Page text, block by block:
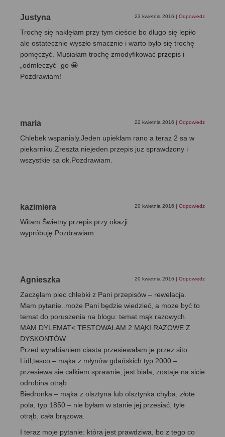
Justyna 23 kwietnia 2016 | Odpowiedz
Trochę się naklęłam przy tym cieście bo długo się lepiło
ale ostatecznie wyszło smacznie i warto było się trochę
pomęczyć. Musiałam trochę zmodyfikować przepis i
„odmleczyć” go 😀
Pozdrawiam!
maria 22 kwietnia 2016 | Odpowiedz
Chlebek wspanialy.Jeden upieklam rano a teraz 2 sa w
piekarniku.Zreszta niejeden przepis juz sprawdzony i
wszystkie sa ok.Pozdrawiam.
kazimiera 20 kwietnia 2016 | Odpowiedz
Witam.Świetny przepis przy okazji
wypróbuję.Pozdrawiam.
Agnieszka 20 kwietnia 2016 | Odpowiedz
Zaczęłam piec chlebki z Pani przepisów – rewelacja.
Mam pytanie..może Pani będzie wiedzieć, a moze być to
temat do poruszenia na blogu: temat mąk razowych.
MAM DYLEMAT< TESTOWAŁAM 2 MĄKI RAZOWE Z
DYSKONTÓW
Przed wyrabianiem ciasta przesiewałam je przez sito:
Lidl,tesco – mąka z młynów gdańskich typ 2000 –
przesiewa sie całkiem sprawnie, jest biała, zostaje na sicie
odrobina otrąb
Biedronka – mąka z olsztyna lub olsztynka chyba, złote
pola, typ 1850 – nie byłam w stanie jej przesiać, tyle
otrąb, cała brązowa.
I teraz moje pytanie: która jest prawdziwa, bo z tego co